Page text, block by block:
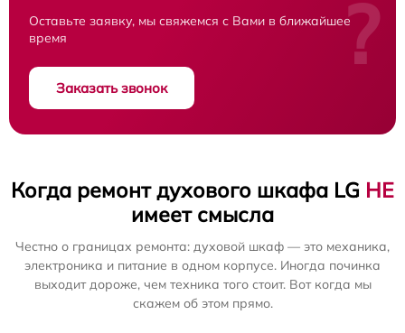
Оставьте заявку, мы свяжемся с Вами в ближайшее
время
Заказать звонок
?
Когда ремонт духового шкафа LG НЕ
имеет смысла
Честно о границах ремонта: духовой шкаф — это механика,
электроника и питание в одном корпусе. Иногда починка
выходит дороже, чем техника того стоит. Вот когда мы
скажем об этом прямо.